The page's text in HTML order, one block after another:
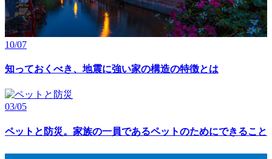
10/07
知っておくべき、地震に強い家の構造の特徴とは
03/05
ペットと防災。家族の一員であるペットのためにできること